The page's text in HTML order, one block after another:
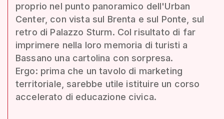
proprio nel punto panoramico dell'Urban
Center, con vista sul Brenta e sul Ponte, sul
retro di Palazzo Sturm. Col risultato di far
imprimere nella loro memoria di turisti a
Bassano una cartolina con sorpresa.
Ergo: prima che un tavolo di marketing
territoriale, sarebbe utile istituire un corso
accelerato di educazione civica.